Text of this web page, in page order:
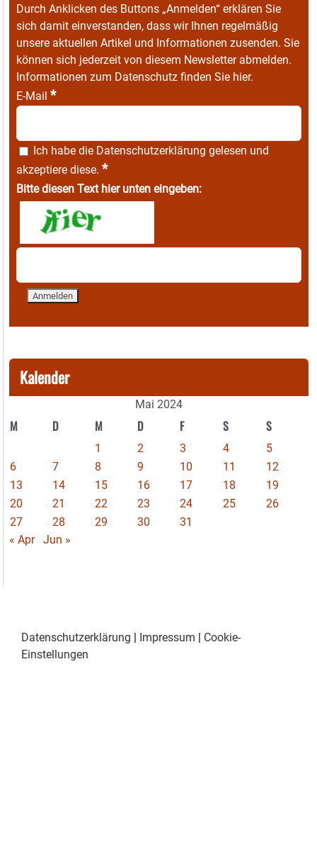
Durch Anklicken des Buttons „Anmelden“ erklären Sie
sich damit einverstanden, dass wir Ihnen regelmäßig
unsere aktuellen Artikel und Informationen zusenden. Sie
können sich jederzeit von diesem Newsletter abmelden.
Informationen zum Datenschutz finden Sie hier.
E-Mail *
Ich habe die Datenschutzerklärung gelesen und
akzeptiere diese. *
Bitte diesen Text hier unten eingeben:
Kalender
Mai 2024
M D M D F S S
1 2 3 4
5
6
7 8 9 10 11
12
13
14 15 16 17 18
19
20
21 22 23 24 25
26
27
28 29 30
31
« Apr
Jun »
Datenschutzerklärung | Impressum | Cookie-
Einstellungen